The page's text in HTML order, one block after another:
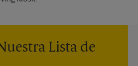
Lista de